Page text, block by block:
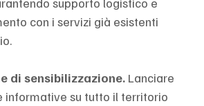
con i servizi già esistenti
di sensibilizzazione. Lanciare
informative su tutto il territorio